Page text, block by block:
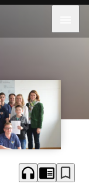
headphones chrome_reader_mode bookmark_border